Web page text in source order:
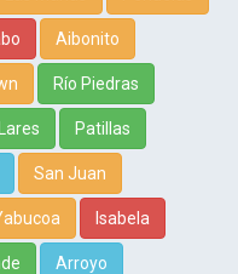
Aibonito
Río Piedras
Lares Patillas
San Juan
Isabela
Arroyo